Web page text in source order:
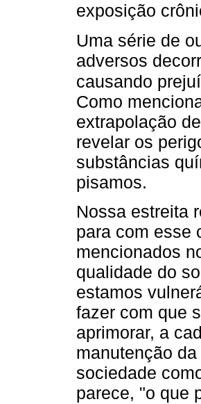
exposição
Uma série de
adversos
causando
Como
extrapolação
revelar os
substâncias
pisamos.
Nossa estreita
para com esse
mencionados
qualidade do
estamos
fazer com que
aprimorar, a
manutenção
sociedade
parece, "o que